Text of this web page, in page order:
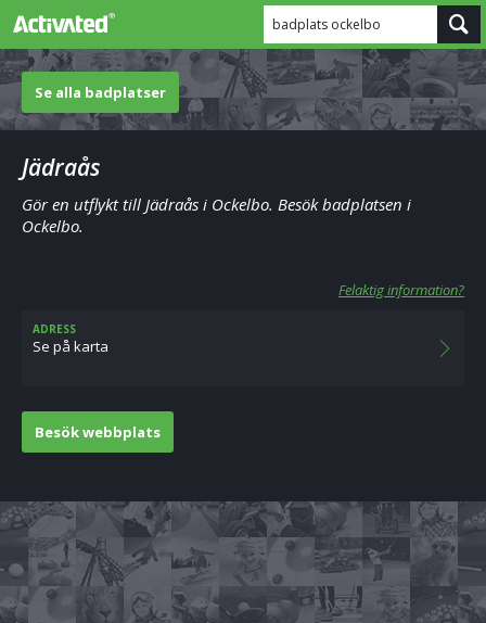
badplats ockelbo
Se alla badplatser
Jädraås
Gör en utflykt till Jädraås i Ockelbo. Besök badplatsen i
Ockelbo.
Felaktig information?
ADRESS
Se på karta
Besök webbplats